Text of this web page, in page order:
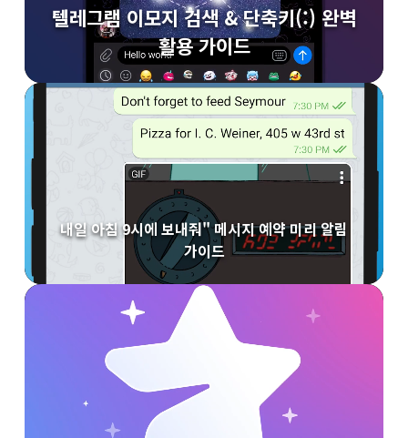
텔레그램 이모지 검색 & 단축키(:) 완벽
활용 가이드
내일 아침 9시에 보내줘" 메시지 예약 미리 알림
가이드